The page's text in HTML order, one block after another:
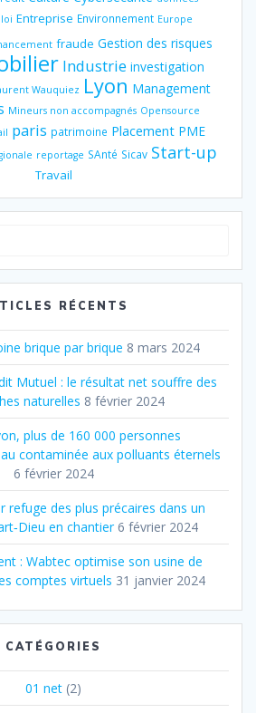
Entreprise Environnement Europe
fraude Gestion des risques
Industrie investigation
Wauquiez Lyon Management
Mineurs non accompagnés Opensource
paris patrimoine Placement PME
reportage SAnté Sicav Start-up
Travail
:
RÉCENTS
brique par brique 8 mars 2024
Mutuel : le résultat net souffre des
naturelles 8 février 2024
plus de 160 000 personnes
contaminée aux polluants éternels
6 février 2024
refuge des plus précaires dans un
en chantier 6 février 2024
: Wabtec optimise son usine de
comptes virtuels 31 janvier 2024
CATÉGORIES
01 net (2)